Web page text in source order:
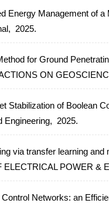
Energy Management of
2025.
for Ground
ON
Stabilization of Boolean
Engineering, 2025.
via transfer learning
ELECTRICAL POWER &
Networks: an